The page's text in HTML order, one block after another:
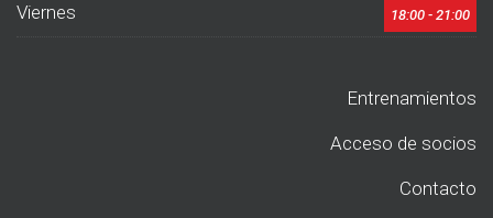
Viernes 18:00 - 21:00
Entrenamientos
Acceso de socios
Contacto